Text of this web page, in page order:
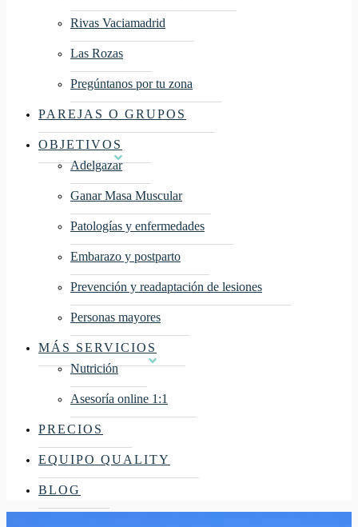
Rivas Vaciamadrid
Las Rozas
Pregúntanos por tu zona
PAREJAS O GRUPOS
OBJETIVOS
Adelgazar
Ganar Masa Muscular
Patologías y enfermedades
Embarazo y postparto
Prevención y readaptación de lesiones
Personas mayores
MÁS SERVICIOS
Nutrición
Asesoría online 1:1
PRECIOS
EQUIPO QUALITY
BLOG